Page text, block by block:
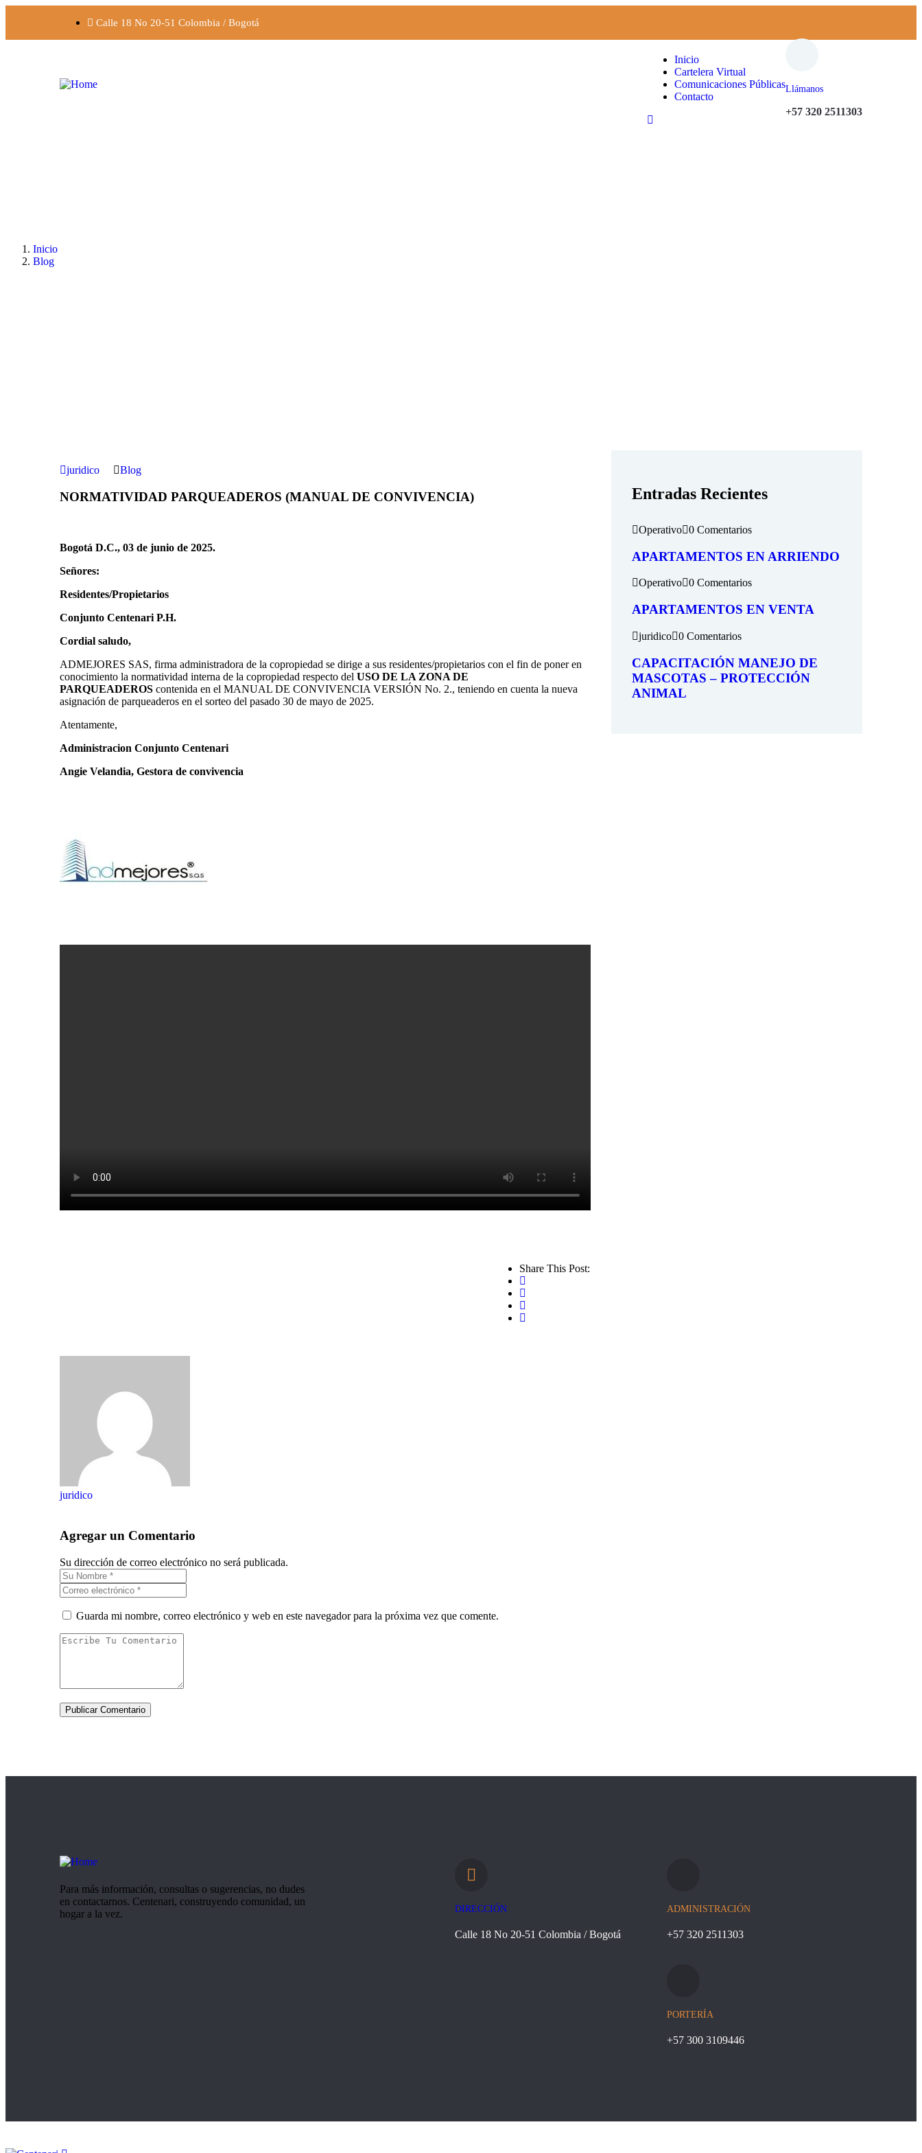
Calle 18 No 20-51 Colombia / Bogotá
Inicio
Cartelera Virtual
Comunicaciones Públicas
Contacto
Llámanos
+57 320 2511303
Inicio
Blog
juridico Blog
NORMATIVIDAD PARQUEADEROS (MANUAL DE CONVIVENCIA)
Bogotá D.C., 03 de junio de 2025.
Señores:
Residentes/Propietarios
Conjunto Centenari P.H.
Cordial saludo,
ADMEJORES SAS, firma administradora de la copropiedad se dirige a sus residentes/propietarios con el fin de poner en
conocimiento la normatividad interna de la copropiedad respecto del USO DE LA ZONA DE
PARQUEADEROS contenida en el MANUAL DE CONVIVENCIA VERSIÓN No. 2., teniendo en cuenta la nueva
asignación de parqueaderos en el sorteo del pasado 30 de mayo de 2025.
Atentamente,
Administracion Conjunto Centenari
Angie Velandia, Gestora de convivencia
Share This Post:
juridico
Agregar un Comentario
Su dirección de correo electrónico no será publicada.
Guarda mi nombre, correo electrónico y web en este navegador para la próxima vez que comente.
Entradas Recientes
Operativo 0 Comentarios
APARTAMENTOS EN ARRIENDO
Operativo 0 Comentarios
APARTAMENTOS EN VENTA
juridico 0 Comentarios
CAPACITACIÓN MANEJO DE
MASCOTAS – PROTECCIÓN
ANIMAL
Para más información, consultas o sugerencias, no dudes
en contactarnos. Centenari, construyendo comunidad, un
hogar a la vez.
DIRECCIÓN
Calle 18 No 20-51 Colombia / Bogotá
ADMINISTRACIÓN
+57 320 2511303
PORTERÍA
+57 300 3109446